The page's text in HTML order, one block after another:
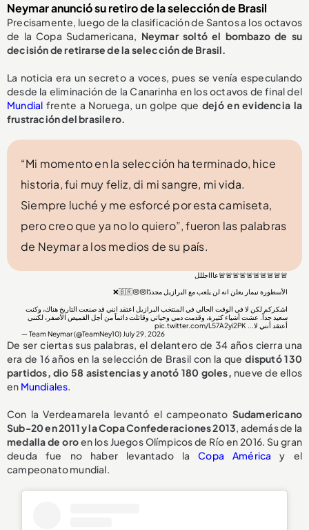
Neymar anunció su retiro de la selección de Brasil
Precisamente, luego de la clasificación de Santos a los octavos
de la Copa Sudamericana, Neymar soltó el bombazo de su
decisión deretirarse de la selección de Brasil.
La noticia era un secreto a voces, pues se venía especulando
desde la eliminación de la Canarinha en los octavos de final del
Mundial frente a Noruega, un golpe que dejó en evidencia la
frustración del brasilero.
“Mi momento en la selección ha terminado, hice
historia, fui muy feliz, di mi sangre, mi vida.
Siempre luché y me esforcé por esta camiseta,
pero creo que ya no lo quiero”, fueron las palabras
de Neymar a los medios de su país.
🚨🚨🚨🚨🚨🚨🚨🚨🚨🚨عاااجللل
الأسطورة نيمار يعلن انه لن يلعب مع البرازيل مجددًا😢😢🇧🇷❌
اشكركم لكن لا في الوقت الحالي في المنتخب البرازيل اعتقد انني قد صنعت التاريخ هناك، وكنت
سعيد جداً. عشت أشياء كثيرة، وقدمت دمي وحياتي وقاتلت دائماً من أجل القميص الأصفر، لكنني
أعتقد أنني لا...pic.twitter.com/L57A2yi2PK
— Team Neymar (@TeamNey10)July 29, 2026
De ser ciertas sus palabras, el delantero de 34 años cierra una
era de 16 años en la selección de Brasil con la quedisputó 130
partidos, dio 58 asistencias y anotó 180 goles, nueve de ellos
en Mundiales.
Con la Verdeamarela levantó el campeonato Sudamericano
Sub-20 en 2011 y la Copa Confederaciones 2013, además de la
medalla de oroen los Juegos Olímpicos de Río en 2016. Su gran
deuda fue no haber levantado laCopa América y el
campeonato mundial.